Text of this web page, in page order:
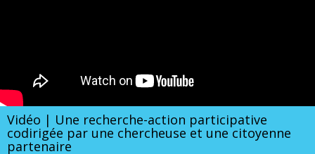
Vidéo | Une recherche-action participative
codirigée par une chercheuse et une citoyenne
partenaire